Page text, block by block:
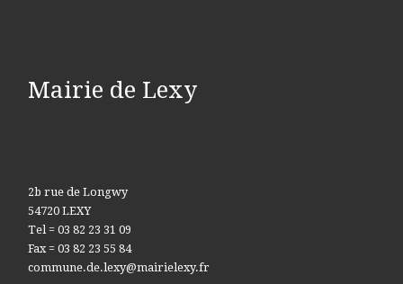
Mairie de Lexy
2b rue de Longwy
54720 LEXY
Tel = 03 82 23 31 09
Fax = 03 82 23 55 84
commune.de.lexy@mairielexy.fr